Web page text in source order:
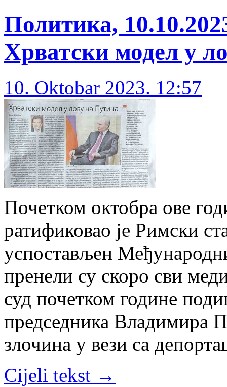
Политика,
Хрватски модел у
10. Oktobar 2023. 12:57
Почетком октобра ове
ратификовао је Римски
успостављен
пренели су скоро сви
суд почетком године
председника Владимира
злочина у вези са
Cijeli tekst →